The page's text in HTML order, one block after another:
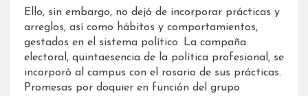
Ello, sin embargo, no dejó de incorporar prácticas y
arreglos, así como hábitos y comportamientos,
gestados en el sistema político. La campaña
electoral, quintaesencia de la política profesional, se
incorporó al campus con el rosario de sus prácticas.
Promesas por doquier en función del grupo